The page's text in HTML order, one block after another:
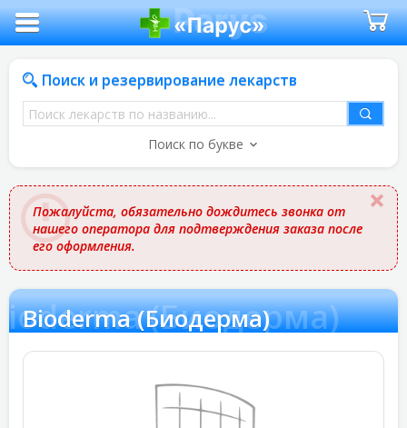
Поиск и резервирование лекарств
Поиск
лекарств
названию
Поиск по букве
Пожалуйста, обязательно дождитесь звонка от
нашего оператора для подтверждения заказа после
его оформления.
(Биодерма)
Bioderma (Биодерма)